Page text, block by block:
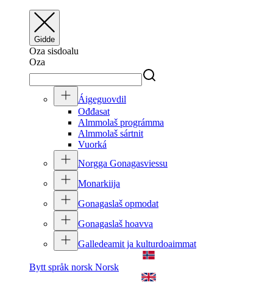
Gidde
Oza sisdoalu
Oza
Áigeguovdil
Ođđasat
Almmolaš prográmma
Almmolaš sártnit
Vuorká
Norgga Gonagasviessu
Monarkiija
Gonagaslaš opmodat
Gonagaslaš hoavva
Galledeamit ja kulturdoaimmat
Bytt språk norsk Norsk